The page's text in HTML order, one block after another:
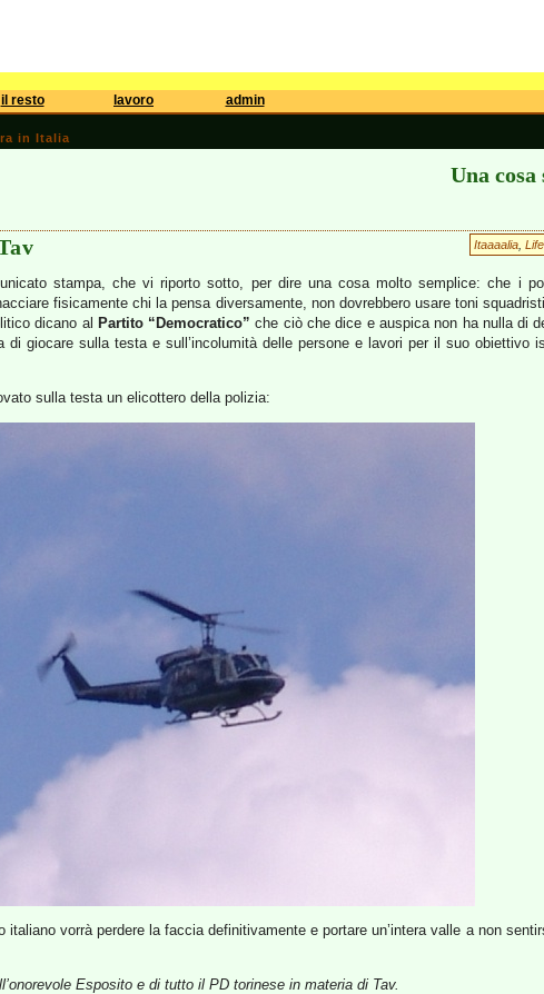
il resto lavoro admin
in Italia
Una
Itaaaalia
stampa, che vi riporto sotto, per dire una cosa molto semplice: che i
fisicamente chi la pensa diversamente, non dovrebbero usare toni
dicano al Partito “Democratico” che ciò che dice e auspica non ha nulla di
giocare sulla testa e sull’incolumità delle persone e lavori per il suo obiettivo
sulla testa un elicottero della polizia:
vorrà perdere la faccia definitivamente e portare un’intera valle a non
Esposito e di tutto il PD torinese in materia di Tav.